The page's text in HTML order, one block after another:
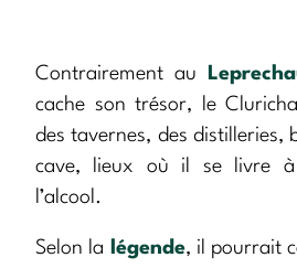
Contrairement au
cache son trésor, le
des tavernes, des distilleries,
cave, lieux où il se livre
l’alcool.
Selon la légende, il pourrait